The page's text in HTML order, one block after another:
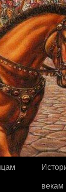
векам